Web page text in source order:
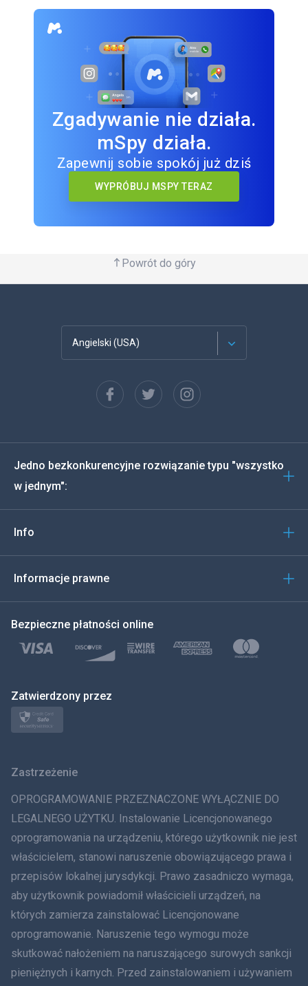
Zgadywanie nie działa.
mSpy działa.
Zapewnij sobie spokój już dziś
WYPRÓBUJ MSPY TERAZ
Powrót do góry
Angielski (USA)
Español
Deutsch
Włoski
한국의
ภาษาไทย
简体中文
Dania
हिंदी
Holenderski
עברית
Rumunia
Jedno bezkonkurencyjne rozwiązanie typu "wszystko
w jednym":
Info
Informacje prawne
Bezpieczne płatności online
Zatwierdzony przez
Zastrzeżenie
OPROGRAMOWANIE PRZEZNACZONE WYŁĄCZNIE DO
LEGALNEGO UŻYTKU. Instalowanie Licencjonowanego
oprogramowania na urządzeniu, którego użytkownik nie jest
właścicielem, stanowi naruszenie obowiązującego prawa i
przepisów lokalnej jurysdykcji. Prawo zasadniczo wymaga,
aby użytkownik powiadomił właścicieli urządzeń, na
których zamierza zainstalować Licencjonowane
oprogramowanie. Naruszenie tego wymogu może
skutkować nałożeniem na naruszającego surowych sankcji
pieniężnych i karnych. Przed zainstalowaniem i używaniem